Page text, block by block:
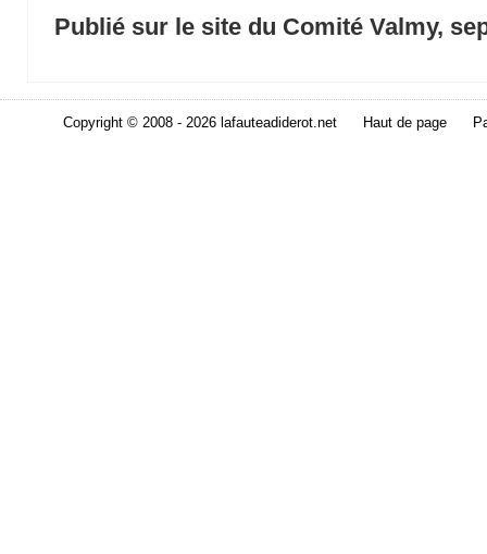
Publié sur le site du Comité Valmy,
Copyright © 2008 - 2026 lafauteadiderot.net Haut de page